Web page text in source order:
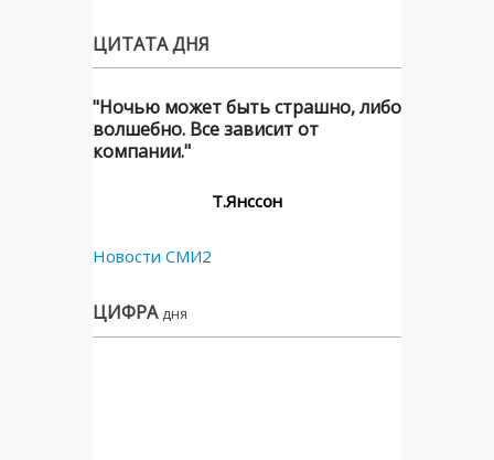
ЦИТАТА ДНЯ
"Ночью может быть страшно, либо
волшебно. Все зависит от
компании."
Т.Янссон
Новости СМИ2
ЦИФРА дня